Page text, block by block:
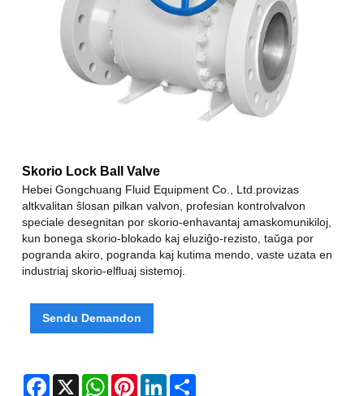
Skorio Lock Ball Valve
Hebei Gongchuang Fluid Equipment Co., Ltd.provizas
altkvalitan ŝlosan pilkan valvon, profesian kontrolvalvon
speciale desegnitan por skorio-enhavantaj amaskomunikiloj,
kun bonega skorio-blokado kaj eluziĝo-rezisto, taŭga por
pogranda akiro, pogranda kaj kutima mendo, vaste uzata en
industriaj skorio-elfluaj sistemoj.
Sendu Demandon
Facebook
X WhatsAppPinterestLinkedIn